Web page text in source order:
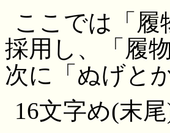
ここでは「履
採用し、「履
次に「ぬげと
16文字め(末